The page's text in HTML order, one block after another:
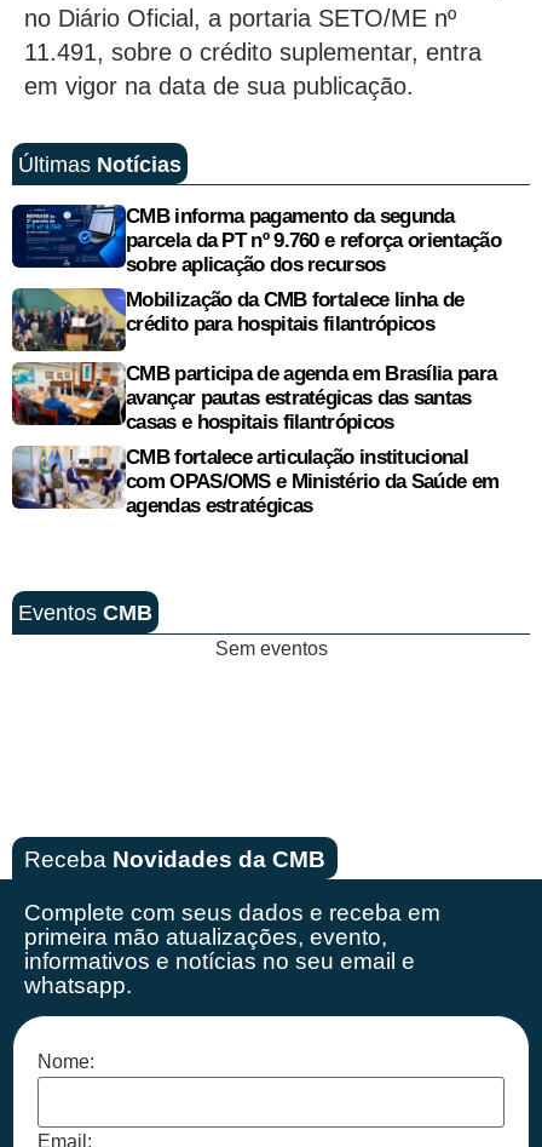
no Diário Oficial, a portaria SETO/ME nº
11.491, sobre o crédito suplementar, entra
em vigor na data de sua publicação.
Últimas Notícias
CMB informa pagamento da segunda
parcela da PT nº 9.760 e reforça orientação
sobre aplicação dos recursos
Mobilização da CMB fortalece linha de
crédito para hospitais filantrópicos
CMB participa de agenda em Brasília para
avançar pautas estratégicas das santas
casas e hospitais filantrópicos
CMB fortalece articulação institucional
com OPAS/OMS e Ministério da Saúde em
agendas estratégicas
Eventos CMB
Sem eventos
Receba Novidades da CMB
Complete com seus dados e receba em
primeira mão atualizações, evento,
informativos e notícias no seu email e
whatsapp.
Nome:
Email: